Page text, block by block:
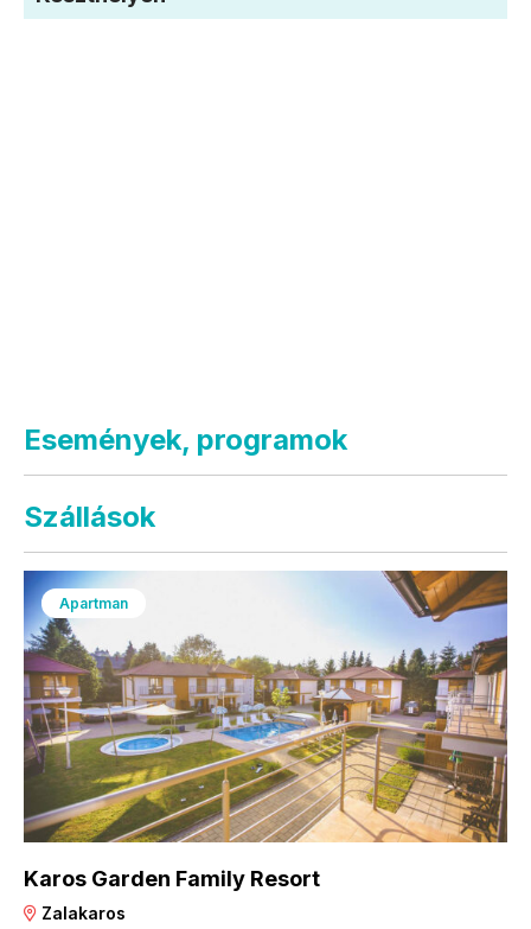
Események, programok
Szállások
Apartman
Karos Garden Family Resort
Zalakaros